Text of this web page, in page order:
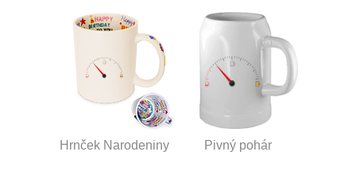
Hrnček Narodeniny Pivný pohár